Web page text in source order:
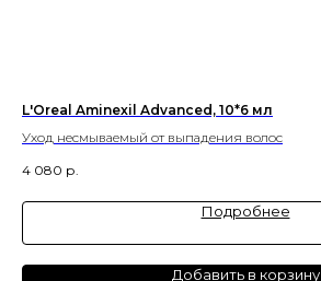
L'Oreal Aminexil Advanced, 10*6 мл
Уход несмываемый от выпадения волос
4 080 р.
Подробнее
Добавить в корзину